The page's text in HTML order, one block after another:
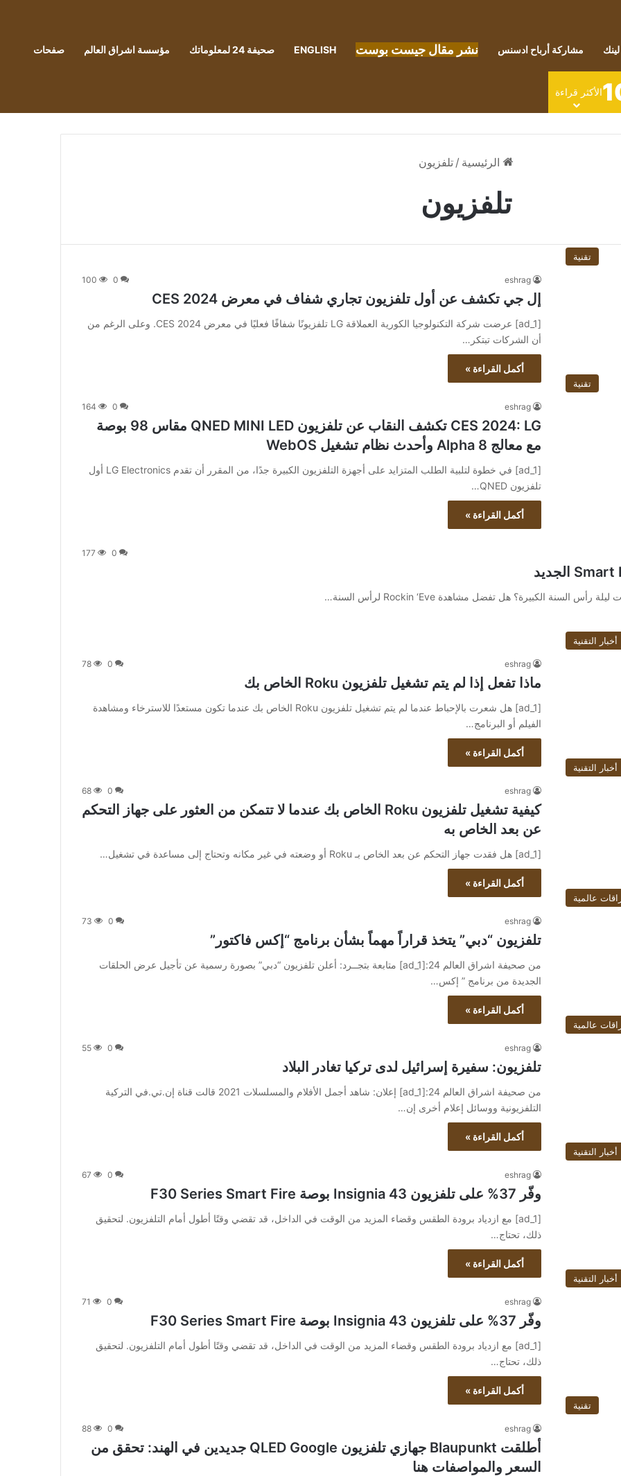
مشاركة أرباح ادسنس نشر مقال جيست بوست ENGLISH صحيفة 24 لمعلوماتك مؤسسة اشراق العالم صفحات
الأكثر قراءة
الرئيسية / تلفزيون
تلفزيون
تقنية
eshrag
0
100
إل جي تكشف عن أول تلفزيون تجاري شفاف في معرض CES 2024
[ad_1] عرضت شركة التكنولوجيا الكورية العملاقة LG تلفزيونًا شفافًا فعليًا في معرض CES 2024. وعلى الرغم من
أن الشركات تبتكر…
أكمل القراءة »
تقنية
eshrag
0
164
CES 2024: LG تكشف النقاب عن تلفزيون QNED MINI LED مقاس 98 بوصة
مع معالج Alpha 8 وأحدث نظام تشغيل WebOS
[ad_1] في خطوة لتلبية الطلب المتزايد على أجهزة التلفزيون الكبيرة جدًا، من المقرر أن تقدم LG Electronics أول
تلفزيون QNED…
أكمل القراءة »
0
177
أخبار التقنية
eshrag
0
78
ماذا تفعل إذا لم يتم تشغيل تلفزيون Roku الخاص بك
[ad_1] هل شعرت بالإحباط عندما لم يتم تشغيل تلفزيون Roku الخاص بك عندما تكون مستعدًا للاسترخاء ومشاهدة
الفيلم أو البرنامج…
أكمل القراءة »
أخبار التقنية
eshrag
0
68
كيفية تشغيل تلفزيون Roku الخاص بك عندما لا تتمكن من العثور على جهاز التحكم
عن بعد الخاص به
[ad_1] هل فقدت جهاز التحكم عن بعد الخاص بـ Roku أو وضعته في غير مكانه وتحتاج إلى مساعدة في تشغيل…
أكمل القراءة »
عالمية
eshrag
0
73
تلفزيون “دبي” يتخذ قراراً مهماً بشأن برنامج “إكس فاكتور”
من صحيفة اشراق العالم 24:[ad_1] متابعة بتجــرد: أعلن تلفزيون “دبي” بصورة رسمية عن تأجيل عرض الحلقات
الجديدة من برنامج ” إكس…
أكمل القراءة »
عالمية
eshrag
0
55
تلفزيون: سفيرة إسرائيل لدى تركيا تغادر البلاد
من صحيفة اشراق العالم 24:[ad_1] إعلان: شاهد أجمل الأفلام والمسلسلات 2021 قالت قناة إن.تي.في التركية
التلفزيونية ووسائل إعلام أخرى إن…
أكمل القراءة »
أخبار التقنية
eshrag
0
67
وفّر 37% على تلفزيون Insignia 43 بوصة F30 Series Smart Fire
[ad_1] مع ازدياد برودة الطقس وقضاء المزيد من الوقت في الداخل، قد تقضي وقتًا أطول أمام التلفزيون. لتحقيق
ذلك، تحتاج…
أكمل القراءة »
أخبار التقنية
eshrag
0
71
وفّر 37% على تلفزيون Insignia 43 بوصة F30 Series Smart Fire
[ad_1] مع ازدياد برودة الطقس وقضاء المزيد من الوقت في الداخل، قد تقضي وقتًا أطول أمام التلفزيون. لتحقيق
ذلك، تحتاج…
أكمل القراءة »
تقنية
eshrag
0
88
أطلقت Blaupunkt جهازي تلفزيون QLED Google جديدين في الهند: تحقق من
السعر والمواصفات هنا